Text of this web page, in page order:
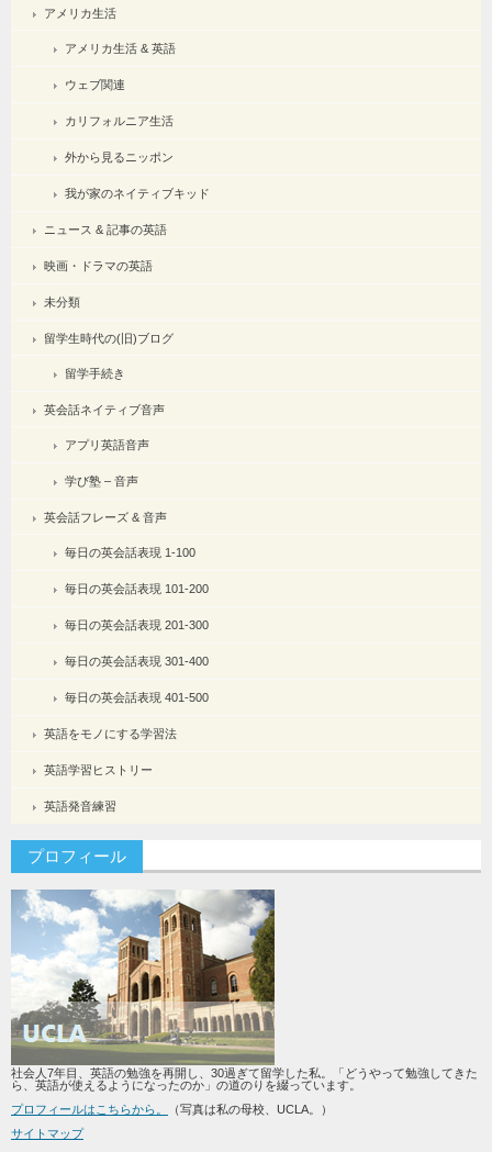
アメリカ生活
アメリカ生活 & 英語
ウェブ関連
カリフォルニア生活
外から見るニッポン
我が家のネイティブキッド
ニュース & 記事の英語
映画・ドラマの英語
未分類
留学生時代の(旧)ブログ
留学手続き
英会話ネイティブ音声
アプリ英語音声
学び塾 – 音声
英会話フレーズ & 音声
毎日の英会話表現 1-100
毎日の英会話表現 101-200
毎日の英会話表現 201-300
毎日の英会話表現 301-400
毎日の英会話表現 401-500
英語をモノにする学習法
英語学習ヒストリー
英語発音練習
プロフィール
社会人7年目、英語の勉強を再開し、30過ぎて留学した私。「どうやって勉強してきた
ら、英語が使えるようになったのか」の道のりを綴っています。
プロフィールはこちらから。
（写真は私の母校、UCLA。）
サイトマップ